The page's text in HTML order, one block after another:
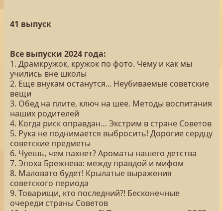
41 выпуск
Все выпуски 2024 года:
1. Драмкружок, кружок по фото. Чему и как мы
учились вне школы
2. Еще внукам останутся... Неубиваемые советские
вещи
3. Обед на плите, ключ на шее. Методы воспитания
наших родителей
4. Когда риск оправдан… Экстрим в стране Советов
5. Рука не поднимается выбросить! Дорогие сердцу
советские предметы
6. Чуешь, чем пахнет? Ароматы нашего детства
7. Эпоха Брежнева: между правдой и мифом
8. Маловато будет! Крылатые выражения
советского периода
9. Товарищи, кто последний?! Бесконечные
очереди страны Советов